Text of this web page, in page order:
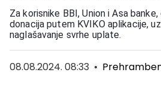
Za korisnike BBI, Union i Asa
donacija putem KVIKO aplikacije,
naglašavanje svrhe uplate.
08.08.2024. 08:33 •